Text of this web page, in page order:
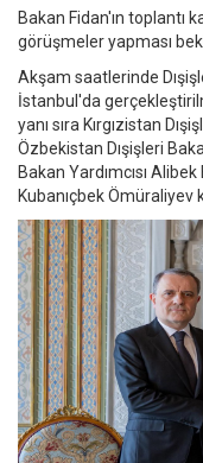
Bakan Fidan'ın toplantı
görüşmeler yapması
Akşam saatlerinde
İstanbul'da
yanı sıra Kırgızistan
Özbekistan Dışişleri
Bakan Yardımcısı
Kubanıçbek Ömüraliyev